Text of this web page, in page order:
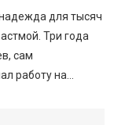
для тысяч
Три года
сам
работу на...